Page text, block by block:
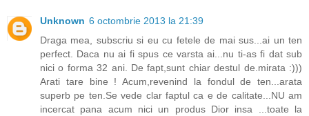
Unknown 6 octombrie 2013 la 21:39
Draga mea, subscriu si eu cu fetele de mai sus...ai un ten
perfect. Daca nu ai fi spus ce varsta ai...nu ti-as fi dat sub
nici o forma 32 ani. De fapt,sunt chiar destul de.mirata :)))
Arati tare bine ! Acum,revenind la fondul de ten...arata
superb pe ten.Se vede clar faptul ca e de calitate...NU am
incercat pana acum nici un produs Dior insa ...toate la